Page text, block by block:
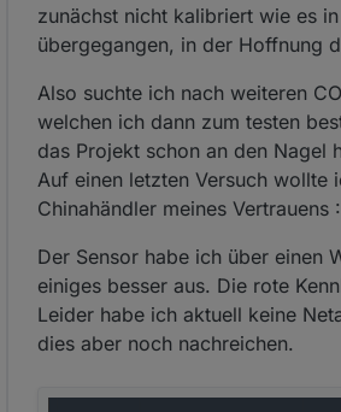
zunächst nicht kalibriert wie es
übergegangen, in der Hoffnung
Also suchte ich nach weiteren
welchen ich dann zum testen
das Projekt schon an den Nagel
Auf einen letzten Versuch wollte
Chinahändler meines Vertrauens
Der Sensor habe ich über einen
einiges besser aus. Die rote
Leider habe ich aktuell keine
dies aber noch nachreichen.